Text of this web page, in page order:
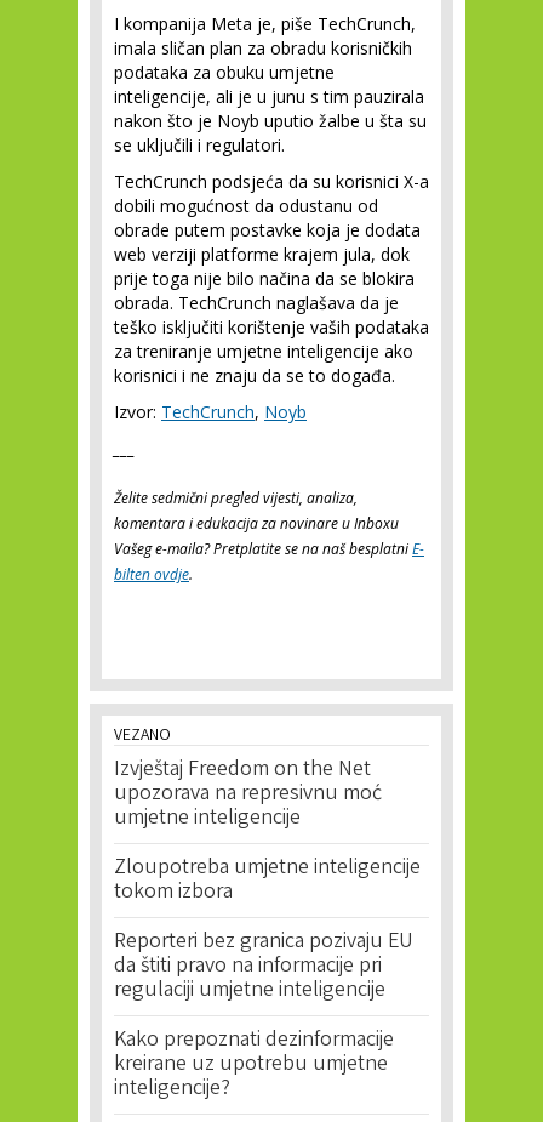
I kompanija Meta je, piše TechCrunch,
imala sličan plan za obradu korisničkih
podataka za obuku umjetne
inteligencije, ali je u junu s tim pauzirala
nakon što je Noyb uputio žalbe u šta su
se uključili i regulatori.
TechCrunch podsjeća da su korisnici X-a
dobili mogućnost da odustanu od
obrade putem postavke koja je dodata
web verziji platforme krajem jula, dok
prije toga nije bilo načina da se blokira
obrada. TechCrunch naglašava da je
teško isključiti korištenje vaših podataka
za treniranje umjetne inteligencije ako
korisnici i ne znaju da se to događa.
Izvor: TechCrunch, Noyb
Želite sedmični pregled vijesti, analiza,
komentara i edukacija za novinare u Inboxu
Vašeg e-maila? Pretplatite se na naš besplatniE-
bilten ovdje.
VEZANO
Izvještaj Freedom on the Net
upozorava na represivnu moć
umjetne inteligencije
Zloupotreba umjetne inteligencije
tokom izbora
Reporteri bez granica pozivaju EU
da štiti pravo na informacije pri
regulaciji umjetne inteligencije
Kako prepoznati dezinformacije
kreirane uz upotrebu umjetne
inteligencije?